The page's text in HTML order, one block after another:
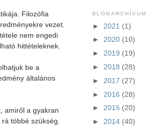
Filozófia
vezet.
nem engedi
hittételeknek.
be a
általános
amiről a gyakran
többé szükség.
BLOGARCHÍVUM
► 2021 (1)
► 2020 (10)
► 2019 (19)
► 2018 (28)
► 2017 (27)
► 2016 (28)
► 2015 (20)
► 2014 (40)